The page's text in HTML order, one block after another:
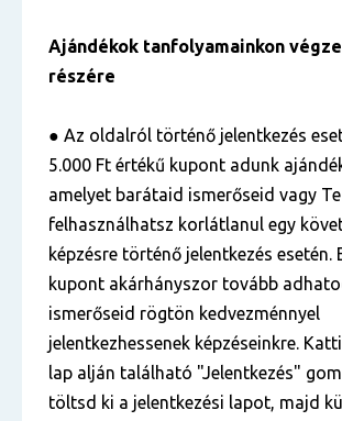
Ajándékok tanfolyamainkon
részére
● Az oldalról történő jelentkezés
5.000 Ft értékű kupont adunk
amelyet barátaid ismerőseid vagy
felhasználhatsz korlátlanul egy
képzésre történő jelentkezés esetén.
kupont akárhányszor tovább
ismerőseid rögtön kedvezménnyel
jelentkezhessenek képzéseinkre.
lap alján található "Jelentkezés"
töltsd ki a jelentkezési lapot, majd